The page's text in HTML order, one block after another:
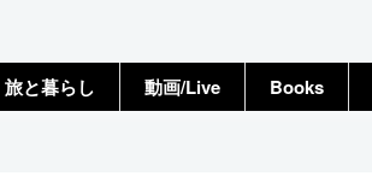
旅と暮らし 動画/Live Books